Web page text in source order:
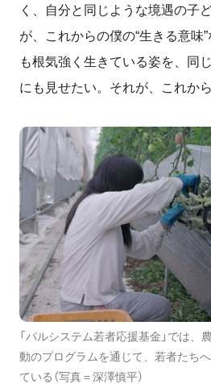
く、自分と同じような境遇の子
が、これからの僕の“生きる意味
も根気強く生きている姿を、同
にも見せたい。それが、これか
「パルシステム若者応援基金」では
動のプログラムを通じて、若者たち
ている（写真＝深澤慎平）